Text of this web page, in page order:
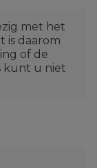
met het
is daarom
of de
kunt u niet